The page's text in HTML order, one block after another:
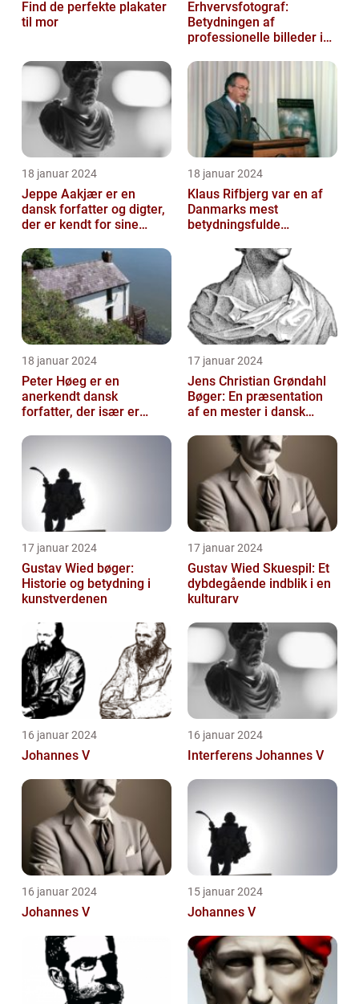
Find de perfekte plakater
til mor
Erhvervsfotograf:
Betydningen af
professionelle billeder i
18 januar 2024
Jeppe Aakjær er en
dansk forfatter og digter,
der er kendt for sine
18 januar 2024
Klaus Rifbjerg var en af
Danmarks mest
betydningsfulde
lang række bøger i l...
18 januar 2024
Peter Høeg er en
anerkendt dansk
forfatter, der især er
spændende og
17 januar 2024
Jens Christian Grøndahl
Bøger: En præsentation
af en mester i dansk
17 januar 2024
Gustav Wied bøger:
Historie og betydning i
kunstverdenen
17 januar 2024
Gustav Wied Skuespil: Et
dybdegående indblik i en
kulturarv
16 januar 2024
Johannes V
16 januar 2024
Interferens Johannes V
16 januar 2024
Johannes V
15 januar 2024
Johannes V